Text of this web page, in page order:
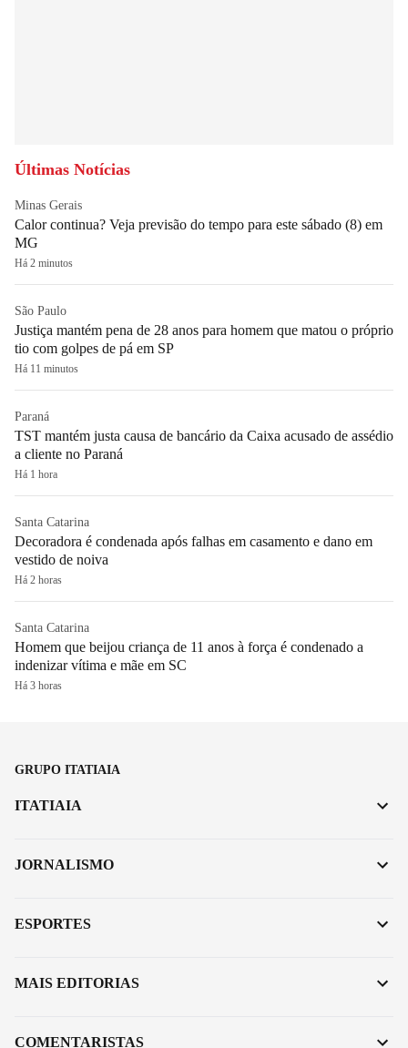
Últimas Notícias
Minas Gerais
Calor continua? Veja previsão do tempo para este sábado (8) em
MG
Há 2 minutos
São Paulo
Justiça mantém pena de 28 anos para homem que matou o próprio
tio com golpes de pá em SP
Há 11 minutos
Paraná
TST mantém justa causa de bancário da Caixa acusado de assédio
a cliente no Paraná
Há 1 hora
Santa Catarina
Decoradora é condenada após falhas em casamento e dano em
vestido de noiva
Há 2 horas
Santa Catarina
Homem que beijou criança de 11 anos à força é condenado a
indenizar vítima e mãe em SC
Há 3 horas
GRUPO ITATIAIA
ITATIAIA
JORNALISMO
ESPORTES
MAIS EDITORIAS
COMENTARISTAS